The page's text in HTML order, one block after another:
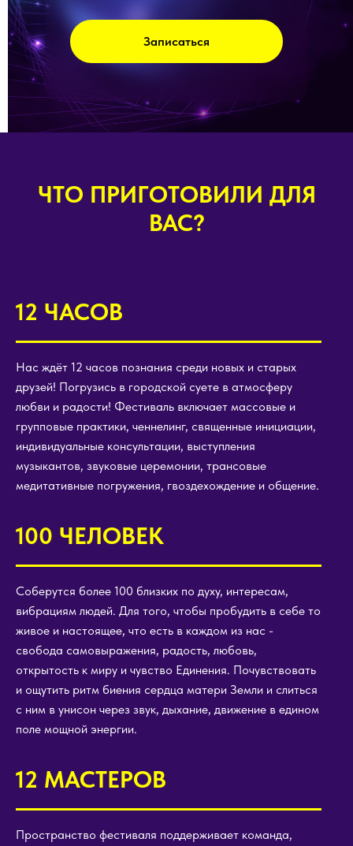
Записаться
ЧТО ПРИГОТОВИЛИ ДЛЯ
ВАС?
12 ЧАСОВ
Нас ждёт 12 часов познания среди новых и старых
друзей! Погрузись в городской суете в атмосферу
любви и радости! Фестиваль включает массовые и
групповые практики, ченнелинг, священные инициации,
индивидуальные консультации, выступления
музыкантов, звуковые церемонии, трансовые
медитативные погружения, гвоздехождение и общение.
100 ЧЕЛОВЕК
Соберутся более 100 близких по духу, интересам,
вибрациям людей. Для того, чтобы пробудить в себе то
живое и настоящее, что есть в каждом из нас -
свобода самовыражения, радость, любовь,
открытость к миру и чувство Единения. Почувствовать
и ощутить ритм биения сердца матери Земли и слиться
с ним в унисон через звук, дыхание, движение в едином
поле мощной энергии.
12 МАСТЕРОВ
Пространство фестиваля поддерживает команда,